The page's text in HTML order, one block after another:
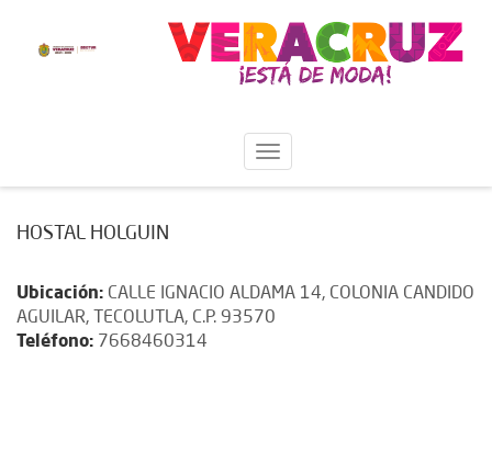
HOSTAL HOLGUIN
Ubicación: CALLE IGNACIO ALDAMA 14, COLONIA CANDIDO
AGUILAR, TECOLUTLA, C.P. 93570
Teléfono: 7668460314